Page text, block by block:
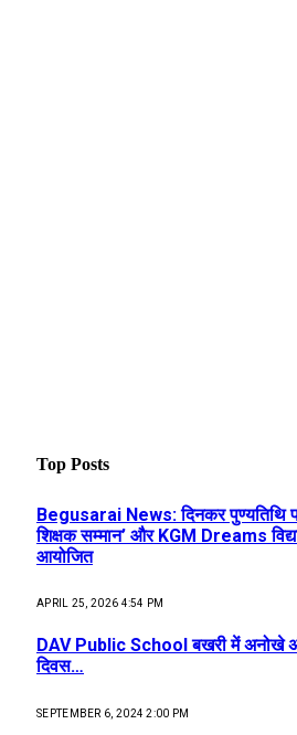
Top Posts
Begusarai News: दिनकर पुण्यतिथि
शिक्षक सम्मान’ और KGM Dreams
आयोजित
APRIL 25, 2026 4:54 PM
DAV Public School बखरी में अनोखे
दिवस…
SEPTEMBER 6, 2024 2:00 PM